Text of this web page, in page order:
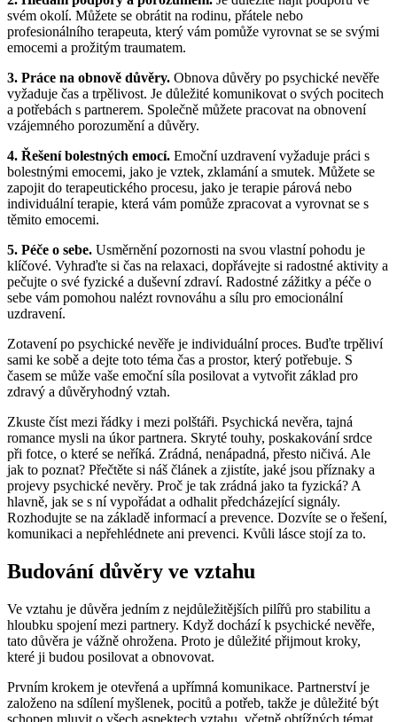
svém okolí. Můžete se obrátit na rodinu, přátele nebo
profesionálního terapeuta, který vám pomůže vyrovnat se se svými
emocemi a prožitým traumatem.
3. Práce na obnově důvěry. Obnova důvěry po psychické nevěře
vyžaduje čas a trpělivost. Je důležité komunikovat o svých pocitech
a potřebách s partnerem. Společně můžete pracovat na obnovení
vzájemného porozumění a důvěry.
4. Řešení bolestných emocí. Emoční uzdravení vyžaduje práci s
bolestnými emocemi, jako je vztek, zklamání a smutek. Můžete se
zapojit do terapeutického procesu, jako je terapie párová nebo
individuální terapie, která vám pomůže zpracovat a vyrovnat se s
těmito emocemi.
5. Péče o sebe. Usměrnění pozornosti na svou vlastní pohodu je
klíčové. Vyhraďte si čas na relaxaci, dopřávejte si radostné aktivity a
pečujte o své fyzické a duševní zdraví. Radostné zážitky a péče o
sebe vám pomohou nalézt rovnováhu a sílu pro emocionální
uzdravení.
Zotavení po psychické nevěře je individuální proces. Buďte trpěliví
sami ke sobě a dejte toto téma čas a prostor, který potřebuje. S
časem se může vaše emoční síla posilovat a vytvořit základ pro
zdravý a důvěryhodný vztah.
Zkuste číst mezi řádky i mezi polštáři. Psychická nevěra, tajná
romance mysli na úkor partnera. Skryté touhy, poskakování srdce
při fotce, o které se neříká. Zrádná, nenápadná, přesto ničivá. Ale
jak to poznat? Přečtěte si náš článek a zjistíte, jaké jsou příznaky a
projevy psychické nevěry. Proč je tak zrádná jako ta fyzická? A
hlavně, jak se s ní vypořádat a odhalit předcházející signály.
Rozhodujte se na základě informací a prevence. Dozvíte se o řešení,
komunikaci a nepřehlédnete ani prevenci. Kvůli lásce stojí za to.
Budování důvěry ve vztahu
Ve vztahu je důvěra jedním z nejdůležitějších pilířů pro stabilitu a
hloubku spojení mezi partnery. Když dochází k psychické nevěře,
tato důvěra je vážně ohrožena. Proto je důležité přijmout kroky,
které ji budou posilovat a obnovovat.
Prvním krokem je otevřená a upřímná komunikace. Partnerství je
založeno na sdílení myšlenek, pocitů a potřeb, takže je důležité být
schopen mluvit o všech aspektech vztahu, včetně obtížných témat